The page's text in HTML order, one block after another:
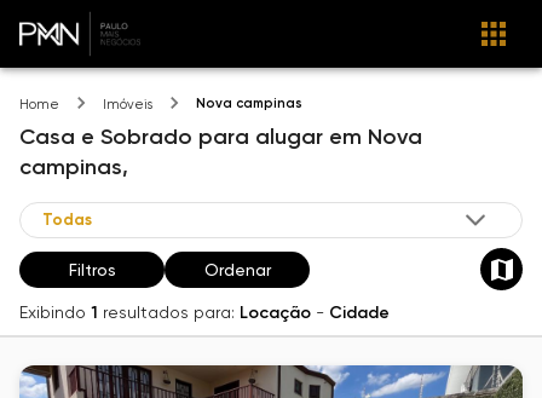
Home Imóveis Nova campinas
Casa e Sobrado para alugar em Nova
campinas,
Filtros Ordenar
Exibindo 1 resultados para: Locação - Cidade